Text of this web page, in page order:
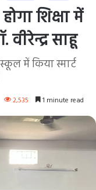
शिक्षा में
साहू
में किया स्मार्ट
2,535 1 minute read